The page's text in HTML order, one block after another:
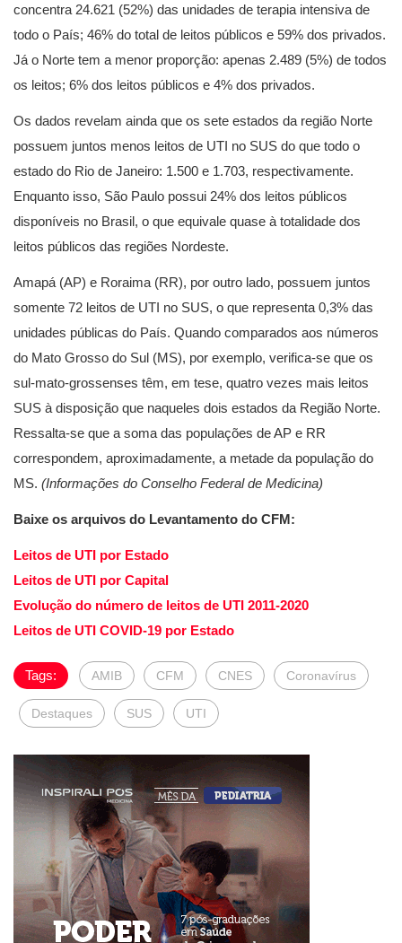
concentra 24.621 (52%) das unidades de terapia intensiva de
todo o País; 46% do total de leitos públicos e 59% dos privados.
Já o Norte tem a menor proporção: apenas 2.489 (5%) de todos
os leitos; 6% dos leitos públicos e 4% dos privados.
Os dados revelam ainda que os sete estados da região Norte
possuem juntos menos leitos de UTI no SUS do que todo o
estado do Rio de Janeiro: 1.500 e 1.703, respectivamente.
Enquanto isso, São Paulo possui 24% dos leitos públicos
disponíveis no Brasil, o que equivale quase à totalidade dos
leitos públicos das regiões Nordeste.
Amapá (AP) e Roraima (RR), por outro lado, possuem juntos
somente 72 leitos de UTI no SUS, o que representa 0,3% das
unidades públicas do País. Quando comparados aos números
do Mato Grosso do Sul (MS), por exemplo, verifica-se que os
sul-mato-grossenses têm, em tese, quatro vezes mais leitos
SUS à disposição que naqueles dois estados da Região Norte.
Ressalta-se que a soma das populações de AP e RR
correspondem, aproximadamente, a metade da população do
MS. (Informações do Conselho Federal de Medicina)
Baixe os arquivos do Levantamento do CFM:
Leitos de UTI por Estado
Leitos de UTI por Capital
Evolução do número de leitos de UTI 2011-2020
Leitos de UTI COVID-19 por Estado
Tags: AMIB CFM CNES Coronavírus
Destaques SUS UTI